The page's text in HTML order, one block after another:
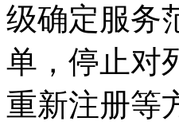
级确定服务
单，停止对
重新注册等